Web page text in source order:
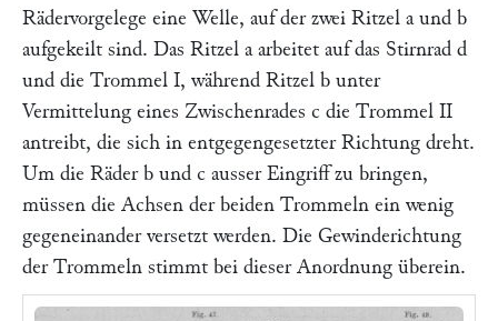
Rädervorgelege eine Welle, auf der zwei Ritzel aund b
aufgekeilt sind. Das Ritzel aarbeitet auf das Stirnrad d
und die Trommel I, während Ritzel b unter
Vermittelung eines Zwischenrades c die Trommel II
antreibt, die sich in entgegengesetzter Richtung dreht.
Um die Räder b und c ausser Eingriff zu bringen,
müssen die Achsen der beiden Trommeln ein wenig
gegeneinander versetzt werden. Die Gewinderichtung
der Trommeln stimmt bei dieser Anordnung überein.